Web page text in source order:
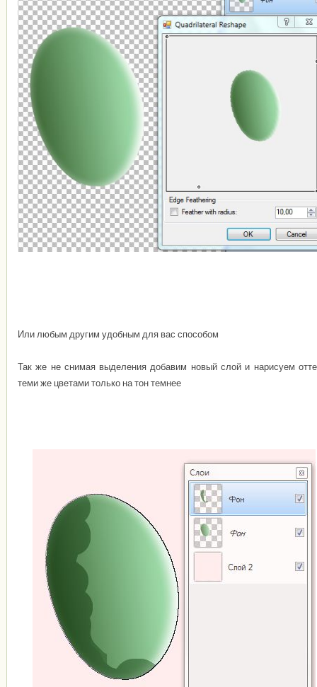
Или любым другим удобным для вас способом
Так же не снимая выделения добавим новый слой и нарисуем
теми же цветами только на тон темнее